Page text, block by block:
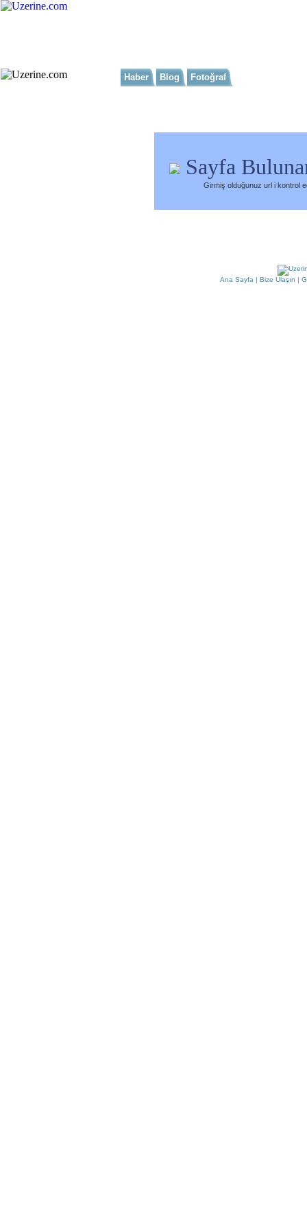
Haber Blog Fotoğraf
Sayfa
Girmiş olduğunuz url i kontrol
Ana Sayfa | Bize Ulaşın |